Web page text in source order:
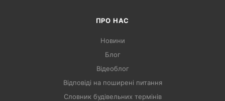
ПРО НАС
Новини
Блог
Відеоблог
Відповіді на поширені питання
Словник будівельних термінів